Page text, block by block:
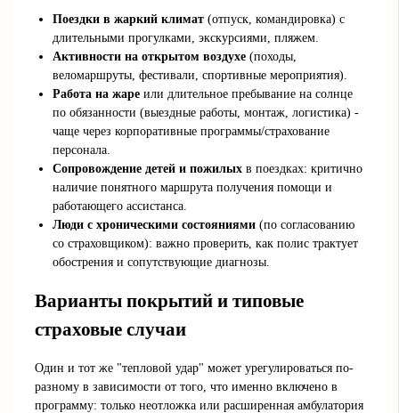
Поездки в жаркий климат (отпуск, командировка) с
длительными прогулками, экскурсиями, пляжем.
Активности на открытом воздухе (походы,
веломаршруты, фестивали, спортивные мероприятия).
Работа на жаре или длительное пребывание на солнце
по обязанности (выездные работы, монтаж, логистика) -
чаще через корпоративные программы/страхование
персонала.
Сопровождение детей и пожилых в поездках: критично
наличие понятного маршрута получения помощи и
работающего ассистанса.
Люди с хроническими состояниями (по согласованию
со страховщиком): важно проверить, как полис трактует
обострения и сопутствующие диагнозы.
Варианты покрытий и типовые
страховые случаи
Один и тот же "тепловой удар" может урегулироваться по-
разному в зависимости от того, что именно включено в
программу: только неотложка или расширенная амбулатория